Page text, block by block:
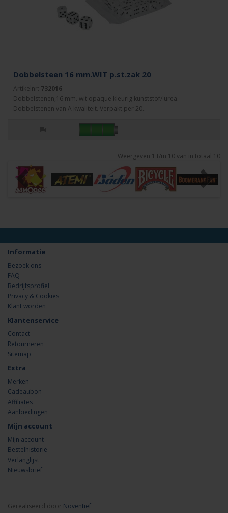
Dobbelsteen 16 mm.WIT p.st.zak 20
Artikelnr: 732016
Dobbelstenen,16 mm. wit opaque kleurig kunststof/ urea.
Dobbelstenen van A kwaliteit. Verpakt per 20..
Weergeven 1 t/m 10 van in totaal 10
Informatie
Bezoek ons
FAQ
Bedrijfsprofiel
Privacy & Cookies
Klant worden
Klantenservice
Contact
Retourneren
Sitemap
Extra
Merken
Cadeaubon
Affiliates
Aanbiedingen
Mijn account
Mijn account
Bestelhistorie
Verlanglijst
Nieuwsbrief
Gerealiseerd door Noventief